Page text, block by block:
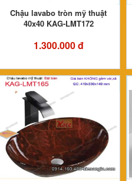
Chậu lavabo tròn mỹ thuật
40x40 KAG-LMT172
1.300.000 đ